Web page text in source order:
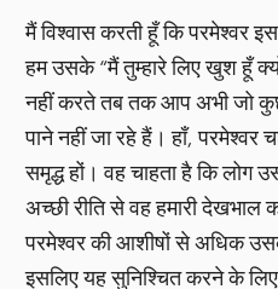
मैं विश्वास करती हूँ कि परमेश्वर
हम उसके “मैं तुम्हारे लिए खुश हूँ
नहीं करते तब तक आप अभी जो
पाने नहीं जा रहे हैं। हाँ, परमेश्वर
समृद्ध हों। वह चाहता है कि लोग
अच्छी रीति से वह हमारी
परमेश्वर की आशीषों से अधिक
इसलिए यह सुनिश्चित करने के